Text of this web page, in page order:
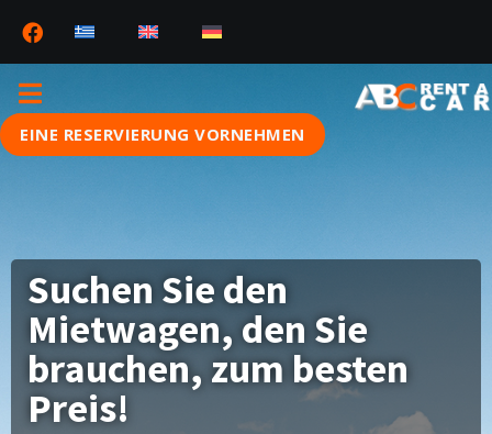
EINE RESERVIERUNG VORNEHMEN
Suchen Sie den
Mietwagen, den Sie
brauchen, zum besten
Preis!